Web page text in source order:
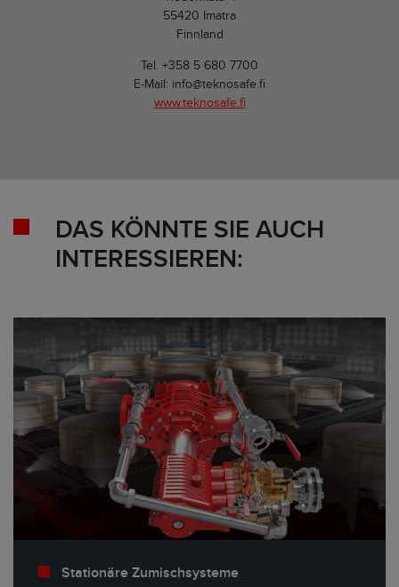
55420 Imatra
Finnland
Tel. +358 5 680 7700
E-Mail: info@teknosafe.fi
www.teknosafe.fi
DAS KÖNNTE SIE AUCH
INTERESSIEREN:
Stationäre Zumischsysteme